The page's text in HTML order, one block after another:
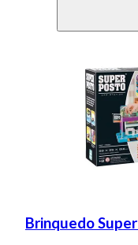
Brinquedo